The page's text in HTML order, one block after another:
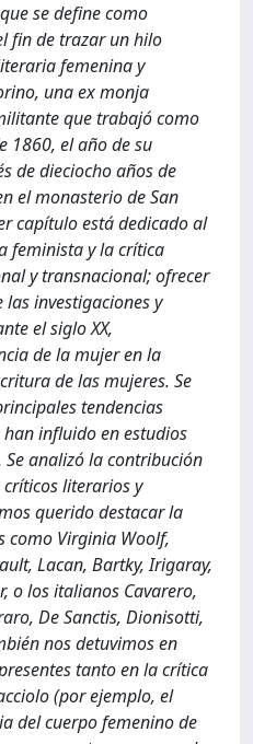
se define como
fin de trazar un hilo
femenina y
una ex monja
que trabajó como
1860, el año de su
de dieciocho años de
el monasterio de San
capítulo está dedicado al
feminista y la crítica
y transnacional; ofrecer
investigaciones y
el siglo XX,
de la mujer en la
de las mujeres. Se
tendencias
influido en estudios
analizó la contribución
literarios y
querido destacar la
como Virginia Woolf,
Lacan, Bartky, Irigaray,
o los italianos Cavarero,
De Sanctis, Dionisotti,
nos detuvimos en
tanto en la crítica
(por ejemplo, el
del cuerpo femenino de